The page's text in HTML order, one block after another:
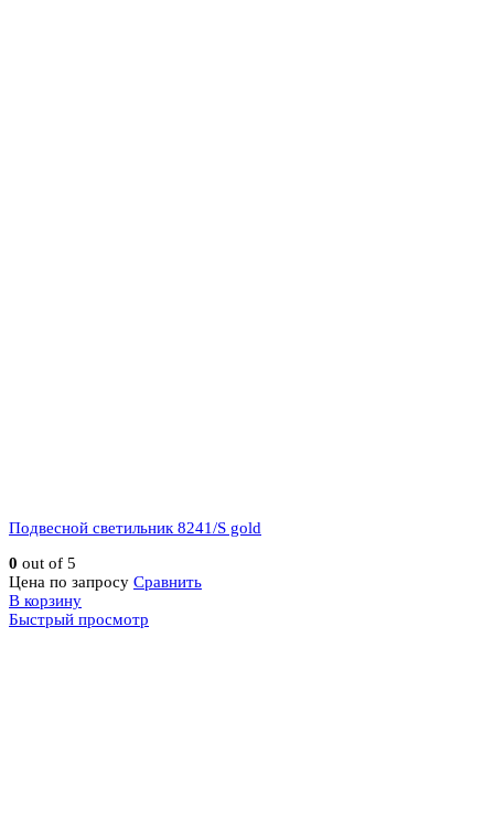
Подвесной светильник 8241/S gold
0 out of 5
Цена по запросу Сравнить
В корзину
Быстрый просмотр